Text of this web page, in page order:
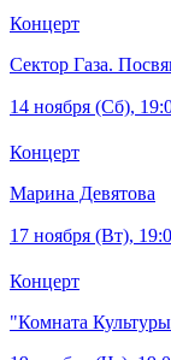
Концерт
Сектор Газа.
14 ноября (Сб),
Концерт
Марина Девятова
17 ноября (Вт),
Концерт
"Комната